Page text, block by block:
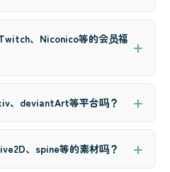
、Niconico等的会员福
、deviantArt等平台吗？
、spine等的素材吗？